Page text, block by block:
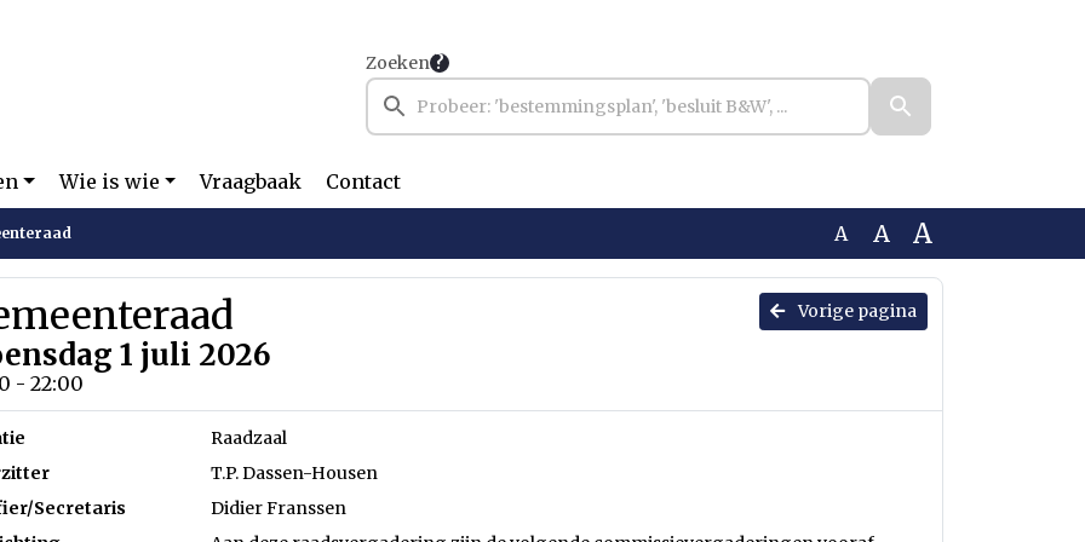
Zoeken
Wie is wie Vraagbaak Contact
A A A
Vorige pagina
1 juli 2026
- 22:00
Raadzaal
T.P. Dassen-Housen
Secretaris
Didier Franssen